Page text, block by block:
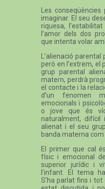
Les
imaginar. El seu
riquesa,
l’amor dels dos
que intenta volar
L’alienació
però en l’extrem, el
grup parental
matern, perdrà
el contacte i la
d’un fenomen
emocionals i
o jove que és
naturalment,
alienat i el seu
banda materna com
El primer que cal
físic i emocional
superior jurídic i
l’infant. El tema
S’ha parlat fins i tot